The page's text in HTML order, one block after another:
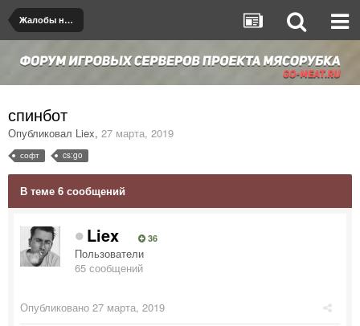
Жалобы на игроков/админов
спинбот
Опубликовал Liex, 27 марта, 2019
софт cs:go
В теме 6 сообщений
Liex 36
Пользователи
65 сообщений
Опубликовано 27 марта, 2019